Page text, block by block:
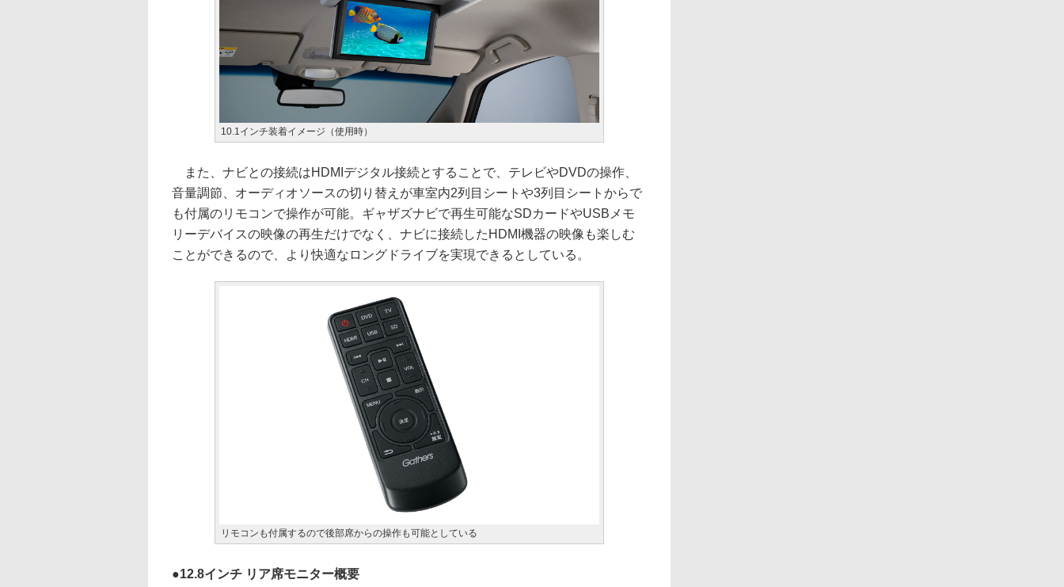
10.1インチ装着イメージ（使用時）
また、ナビとの接続はHDMIデジタル接続とすることで、テレビやDVDの操作、
音量調節、オーディオソースの切り替えが車室内2列目シートや3列目シートからで
も付属のリモコンで操作が可能。ギャザズナビで再生可能なSDカードやUSBメモ
リーデバイスの映像の再生だけでなく、ナビに接続したHDMI機器の映像も楽しむ
ことができるので、より快適なロングドライブを実現できるとしている。
リモコンも付属するので後部席からの操作も可能としている
12.8インチ リア席モニター概要